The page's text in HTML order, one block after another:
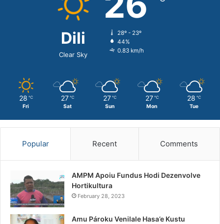
Dili
Clear Sky
28º - 23º
44%
0.83 km/h
28 ℃
Fri
27 ℃
Sat
27 ℃
Sun
27 ℃
Mon
28 ℃
Tue
Popular Recent Comments
AMPM Apoiu Fundus Hodi Dezenvolve
Hortikultura
February 28, 2023
Amu Pároku Venilale Hasa’e Kustu